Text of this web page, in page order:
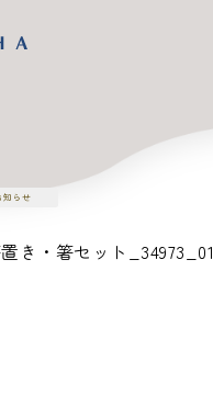
知らせ
き・箸セット_34973_01